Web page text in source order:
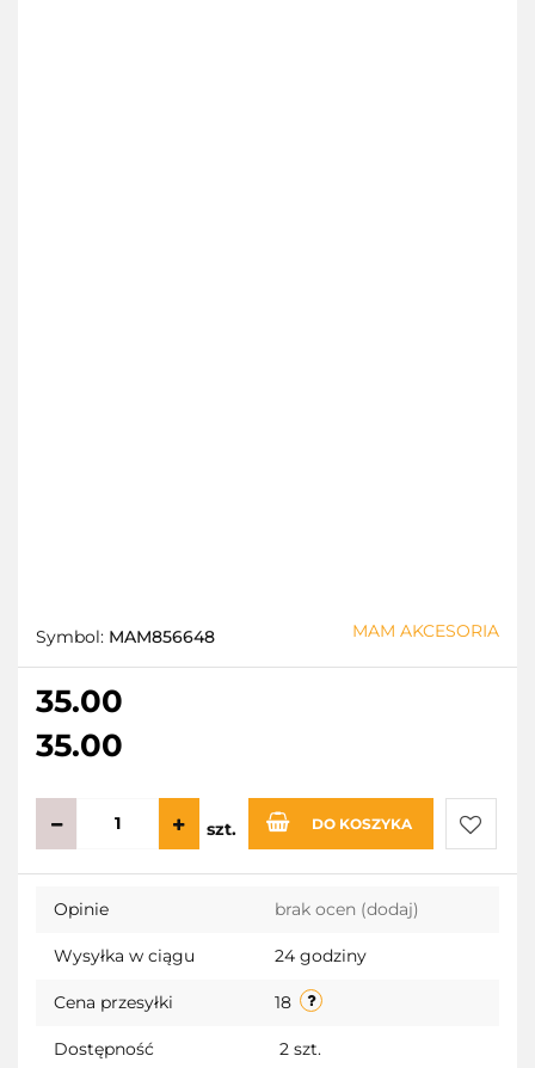
Symbol: MAM856648 MAM AKCESORIA
35.00
35.00
szt. DO KOSZYKA
Do
Opinie brak ocen (dodaj)
Wysyłka w ciągu 24 godziny
Cena przesyłki 18
Dostępność 2 szt.